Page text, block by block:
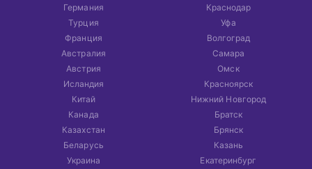
Германия
Турция
Франция
Австралия
Австрия
Исландия
Китай
Канада
Казахстан
Беларусь
Украина
Краснодар
Уфа
Волгоград
Самара
Омск
Красноярск
Нижний Новгород
Братск
Брянск
Казань
Екатеринбург